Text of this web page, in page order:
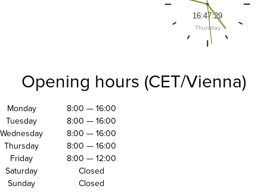
Opening hours (CET/Vienna)
Monday
8:00 — 16:00
Tuesday
8:00 — 16:00
Wednesday
8:00 — 16:00
Thursday
8:00 — 16:00
Friday
8:00 — 12:00
Saturday
Closed
Sunday
Closed